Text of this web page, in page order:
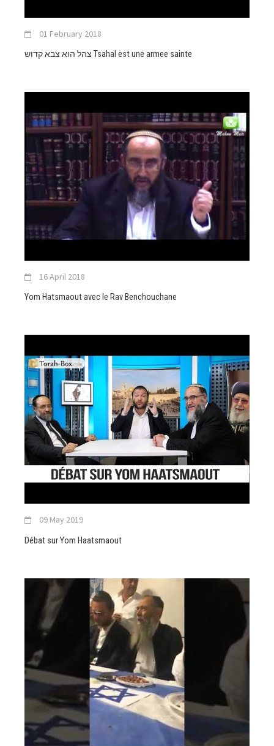
01 February 2018
צהל הוא צבא קדוש Tsahal est une armee sainte
16 April 2018
Yom Hatsmaout avec le Rav Benchouchane
09 May 2019
Débat sur Yom Haatsmaout